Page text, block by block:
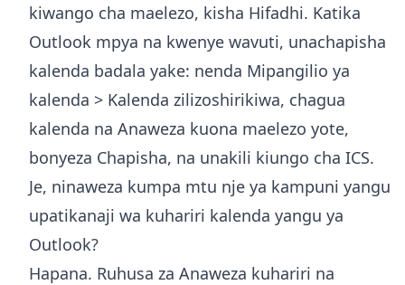
kiwango cha maelezo, kisha Hifadhi. Katika
Outlook mpya na kwenye wavuti, unachapisha
kalenda badala yake: nenda Mipangilio ya
kalenda > Kalenda zilizoshirikiwa, chagua
kalenda na Anaweza kuona maelezo yote,
bonyeza Chapisha, na unakili kiungo cha ICS.
Je, ninaweza kumpa mtu nje ya kampuni yangu
upatikanaji wa kuhariri kalenda yangu ya
Outlook?
Hapana. Ruhusa za Anaweza kuhariri na